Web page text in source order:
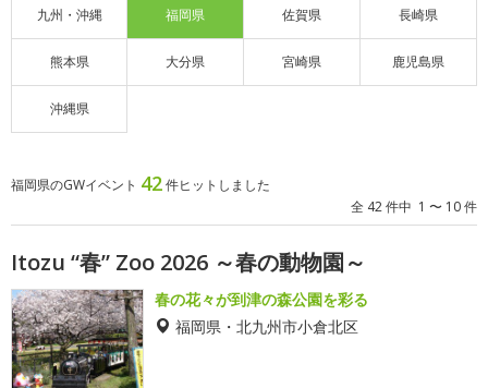
九州・沖縄 福岡県 佐賀県 長崎県
熊本県 大分県 宮崎県 鹿児島県
沖縄県
福岡県のGWイベント 42件ヒットしました
全 42 件中 1 〜 10 件
Itozu “春” Zoo 2026 ～春の動物園～
春の花々が到津の森公園を彩る
福岡県・北九州市小倉北区